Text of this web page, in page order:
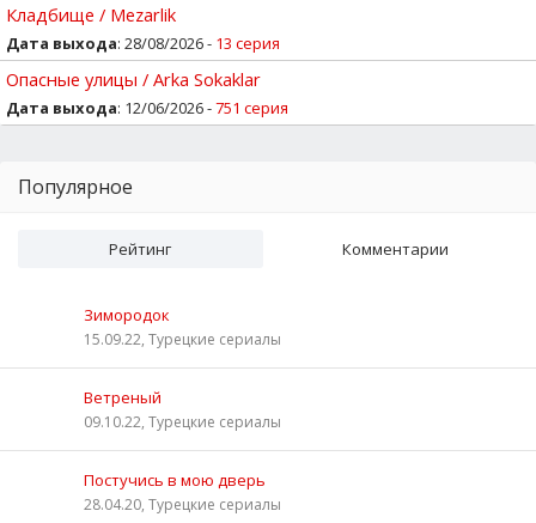
Кладбище / Mezarlik
Дата выхода: 28/08/2026 - 13 серия
Опасные улицы / Arka Sokaklar
Дата выхода: 12/06/2026 -751 серия
Популярное
Рейтинг Комментарии
Зимородок
15.09.22, Турецкие сериалы
Ветреный
09.10.22, Турецкие сериалы
Постучись в мою дверь
28.04.20, Турецкие сериалы